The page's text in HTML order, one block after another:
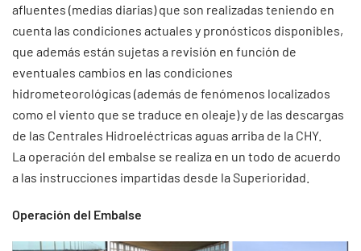
afluentes (medias diarias) que son realizadas teniendo en
cuenta las condiciones actuales y pronósticos disponibles,
que además están sujetas a revisión en función de
eventuales cambios en las condiciones
hidrometeorológicas (además de fenómenos localizados
como el viento que se traduce en oleaje) y de las descargas
de las Centrales Hidroeléctricas aguas arriba de la CHY.
La operación del embalse se realiza en un todo de acuerdo
a las instrucciones impartidas desde la Superioridad.
Operación del Embalse